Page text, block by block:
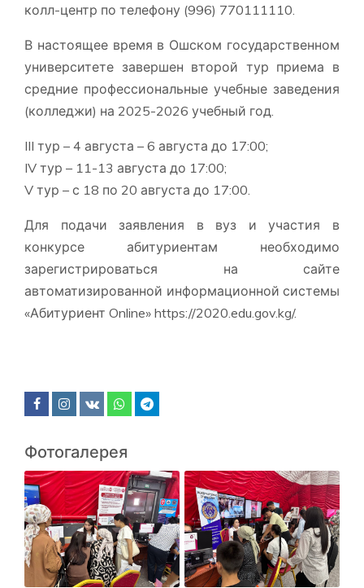
колл-центр по телефону (996) 770111110.
В настоящее время в Ошском государственном
университете завершен второй тур приема в
средние профессиональные учебные заведения
(колледжи) на 2025-2026 учебный год.
III тур – 4 августа – 6 августа до 17:00;
IV тур – 11-13 августа до 17:00;
V тур – с 18 по 20 августа до 17:00.
Для подачи заявления в вуз и участия в
конкурсе абитуриентам необходимо
зарегистрироваться на сайте
автоматизированной информационной системы
«Абитуриент Online» https://2020.edu.gov.kg/.
Фотогалерея